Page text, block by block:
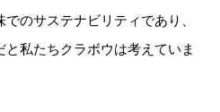
のサステナビリティであり、
私たちクラボウは考えていま